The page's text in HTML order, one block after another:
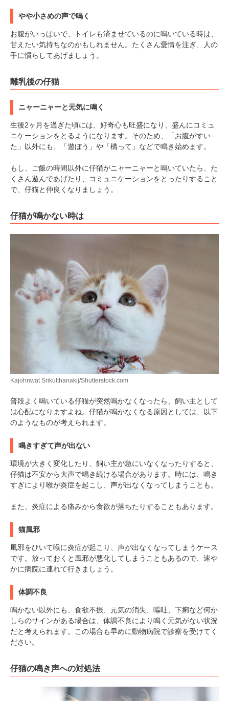
やや小さめの声で鳴く
お腹がいっぱいで、トイレも済ませているのに鳴いている時は、
甘えたい気持ちなのかもしれません。たくさん愛情を注ぎ、人の
手に慣らしてあげましょう。
離乳後の仔猫
ニャーニャーと元気に鳴く
生後2ヶ月を過ぎた頃には、好奇心も旺盛になり、盛んにコミュ
ニケーションをとるようになります。そのため、「お腹がすい
た」以外にも、「遊ぼう」や「構って」などで鳴き始めます。
もし、ご飯の時間以外に仔猫がニャーニャーと鳴いていたら、た
くさん遊んであげたり、コミュニケーションをとったりすること
で、仔猫と仲良くなりましょう。
仔猫が鳴かない時は
Kajohnwat Srikulthanakij/Shutterstock.com
普段よく鳴いている仔猫が突然鳴かなくなったら、飼い主として
は心配になりますよね。仔猫が鳴かなくなる原因としては、以下
のようなものが考えられます。
鳴きすぎて声が出ない
環境が大きく変化したり、飼い主が急にいなくなったりすると、
仔猫は不安から大声で鳴き続ける場合があります。時には、鳴き
すぎにより喉が炎症を起こし、声が出なくなってしまうことも。
また、炎症による痛みから食欲が落ちたりすることもあります。
猫風邪
風邪をひいて喉に炎症が起こり、声が出なくなってしまうケース
です。放っておくと風邪が悪化してしまうこともあるので、速や
かに病院に連れて行きましょう。
体調不良
鳴かない以外にも、食欲不振、元気の消失、嘔吐、下痢など何か
しらのサインがある場合は、体調不良により鳴く元気がない状況
だと考えられます。この場合も早めに動物病院で診察を受けてく
ださい。
仔猫の鳴き声への対処法
pecodogs
いぬ部をフォロー
pecocats
ねこ部をフォロー
PECOアプリをダウンロード済みの方
アプリで開く
アプリをダウンロードする